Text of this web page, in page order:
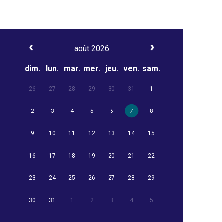
août 2026
dim. lun. mar. mer. jeu. ven. sam.
26 27 28 29 30 31 1
2 3 4 5 6 7 8
9 10 11 12 13 14 15
16 17 18 19 20 21 22
23 24 25 26 27 28 29
30 31 1 2 3 4 5